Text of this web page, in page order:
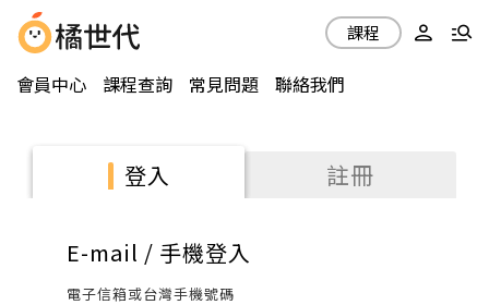
會員中心 課程查詢 常見問題 聯絡我們
課程
登入 註冊
E-mail / 手機登入
電子信箱或台灣手機號碼